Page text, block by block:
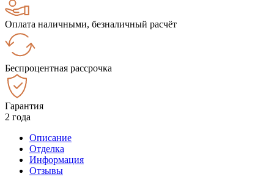
Оплата наличными, безналичный расчёт
Беспроцентная рассрочка
Гарантия
2 года
Описание
Отделка
Информация
Отзывы